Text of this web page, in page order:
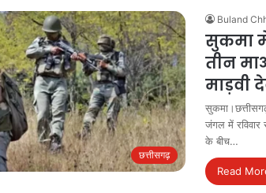
छत्तीसगढ़
Buland
सुकमा
तीन
माड़वी
जंगल में रविवार
के बीच…
Read